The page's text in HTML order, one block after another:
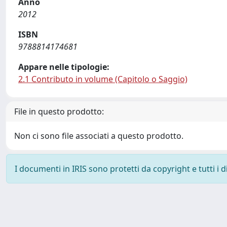
2012
ISBN
9788814174681
Appare nelle tipologie:
2.1 Contributo in volume (Capitolo o Saggio)
File in questo prodotto:
Non ci sono file associati a questo prodotto.
I documenti in IRIS sono protetti da copyright e tutti i